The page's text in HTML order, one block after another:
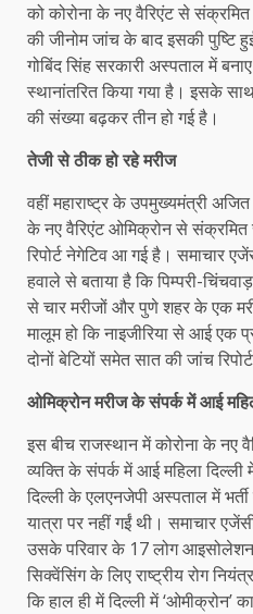
को कोरोना के नए वैरिएंट से
की जीनोम जांच के बाद इसकी पुष्टि
गोबिंद सिंह सरकारी अस्पताल में
स्थानांतरित किया गया है। इसके
की संख्या बढ़कर तीन हो गई है।
तेजी से ठीक हो रहे मरीज
वहीं महाराष्ट्र के उपमुख्यमंत्री
के नए वैरिएंट ओमिक्रोन से संक्रमित
रिपोर्ट नेगेटिव आ गई है। समाचार
हवाले से बताया है कि पिम्परी-
से चार मरीजों और पुणे शहर के एक
मालूम हो कि नाइजीरिया से आई एक
दोनों बेटियों समेत सात की जांच
ओमिक्रोन मरीज के संपर्क में आई
इस बीच राजस्थान में कोरोना के नए
व्यक्ति के संपर्क में आई महिला
दिल्‍ली के एलएनजेपी अस्पताल में
यात्रा पर नहीं गईं थी। समाचार
उसके परिवार के 17 लोग
सिक्‍वेंसिंग के लिए राष्ट्रीय रोग
कि हाल ही में दिल्ली में ‘ओमीक्रोन’